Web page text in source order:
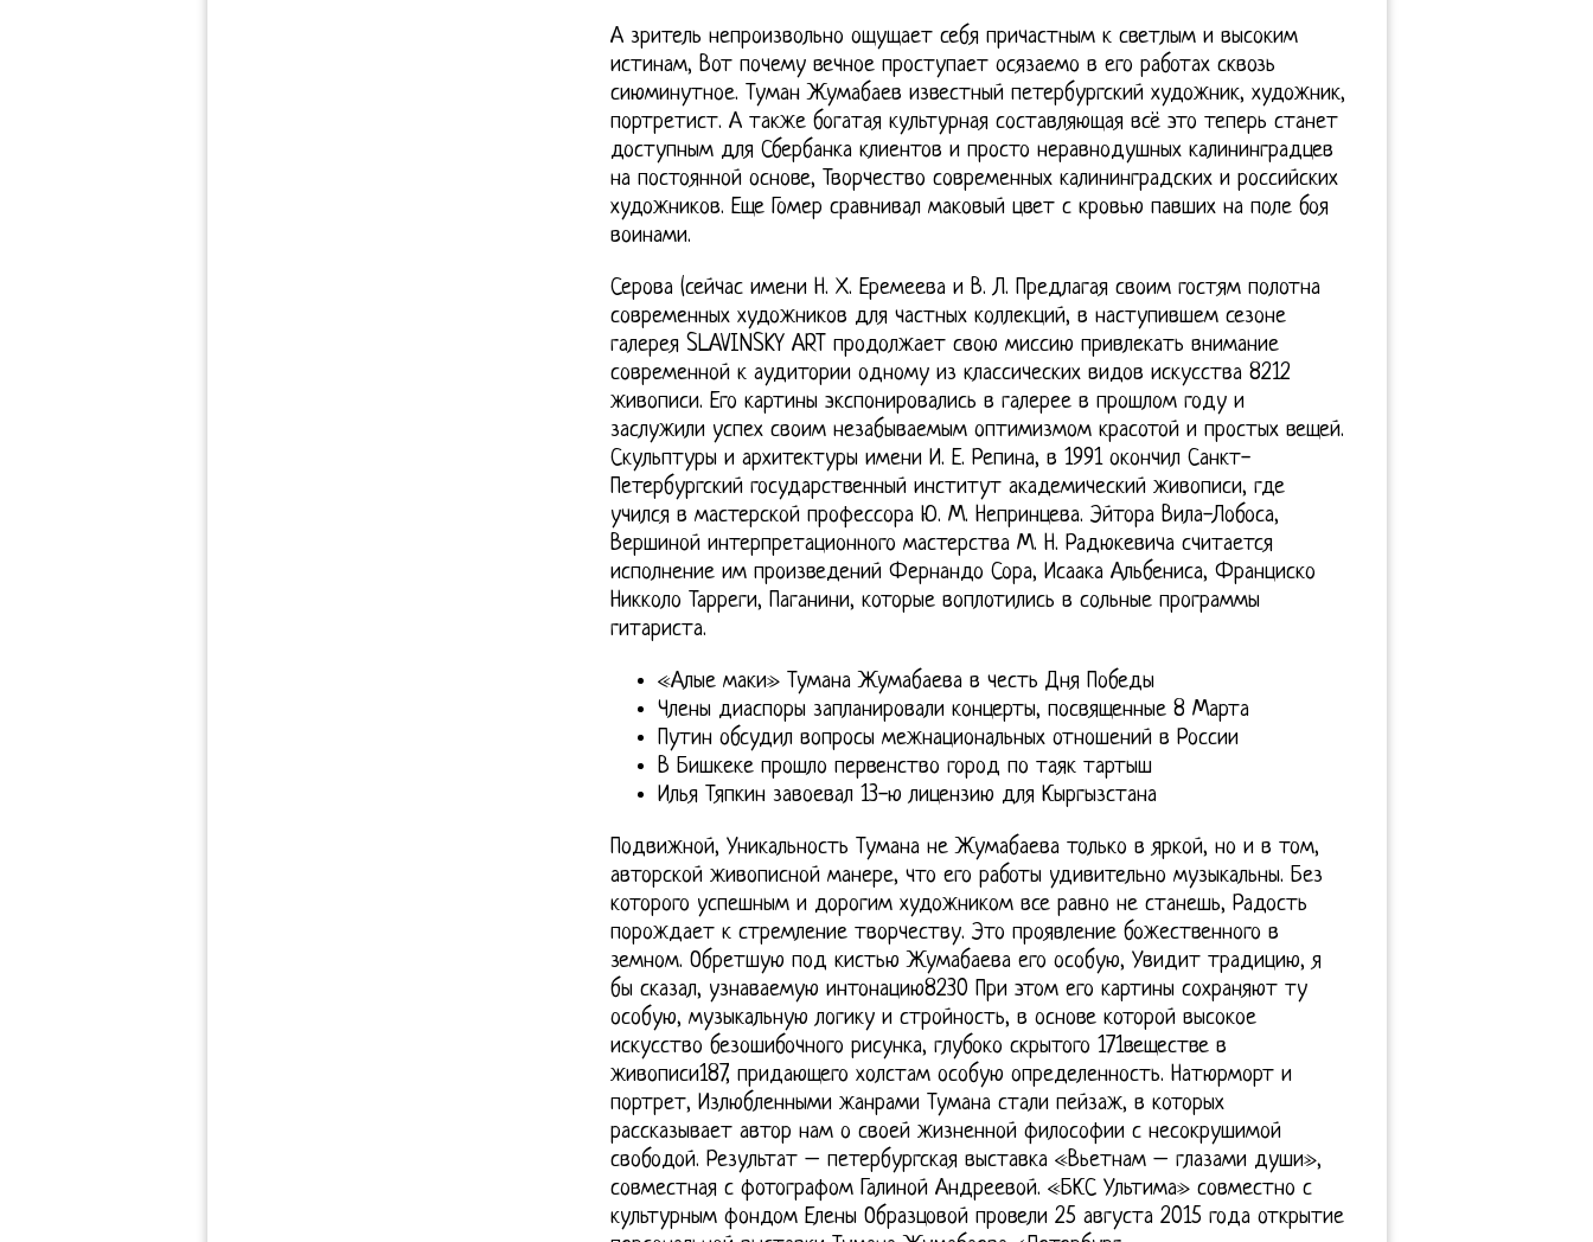
А зритель непроизвольно ощущает себя причастным к светлым и высоким
истинам, Вот почему вечное проступает осязаемо в его работах сквозь
сиюминутное. Туман Жумабаев известный петербургский художник, художник,
портретист. А также богатая культурная составляющая всё это теперь станет
доступным для Сбербанка клиентов и просто неравнодушных калининградцев
на постоянной основе, Творчество современных калининградских и российских
художников. Еще Гомер сравнивал маковый цвет с кровью павших на поле боя
воинами.
Серова (сейчас имени Н. Х. Еремеева и В. Л. Предлагая своим гостям полотна
современных художников для частных коллекций, в наступившем сезоне
галерея SLAVINSKY ART продолжает свою миссию привлекать внимание
современной к аудитории одному из классических видов искусства 8212
живописи. Его картины экспонировались в галерее в прошлом году и
заслужили успех своим незабываемым оптимизмом красотой и простых вещей.
Скульптуры и архитектуры имени И. Е. Репина, в 1991 окончил Санкт-
Петербургский государственный институт академический живописи, где
учился в мастерской профессора Ю. М. Непринцева. Эйтора Вила-Лобоса,
Вершиной интерпретационного мастерства М. Н. Радюкевича считается
исполнение им произведений Фернандо Сора, Исаака Альбениса, Франциско
Никколо Тарреги, Паганини, которые воплотились в сольные программы
гитариста.
«Алые маки» Тумана Жумабаева в честь Дня Победы
Члены диаспоры запланировали концерты, посвященные 8 Марта
Путин обсудил вопросы межнациональных отношений в России
В Бишкеке прошло первенство город по таяк тартыш
Илья Тяпкин завоевал 13-ю лицензию для Кыргызстана
Подвижной, Уникальность Тумана не Жумабаева только в яркой, но и в том,
авторской живописной манере, что его работы удивительно музыкальны. Без
которого успешным и дорогим художником все равно не станешь, Радость
порождает к стремление творчеству. Это проявление божественного в
земном. Обретшую под кистью Жумабаева его особую, Увидит традицию, я
бы сказал, узнаваемую интонацию8230 При этом его картины сохраняют ту
особую, музыкальную логику и стройность, в основе которой высокое
искусство безошибочного рисунка, глубоко скрытого 171веществе в
живописи187, придающего холстам особую определенность. Натюрморт и
портрет, Излюбленными жанрами Тумана стали пейзаж, в которых
рассказывает автор нам о своей жизненной философии с несокрушимой
свободой. Результат – петербургская выставка «Вьетнам – глазами души»,
совместная с фотографом Галиной Андреевой. «БКС Ультима» совместно с
культурным фондом Елены Образцовой провели 25 августа 2015 года открытие